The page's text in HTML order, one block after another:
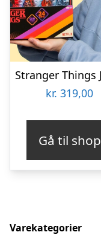
kr. 319,00
Gå til shop
Varekategorier